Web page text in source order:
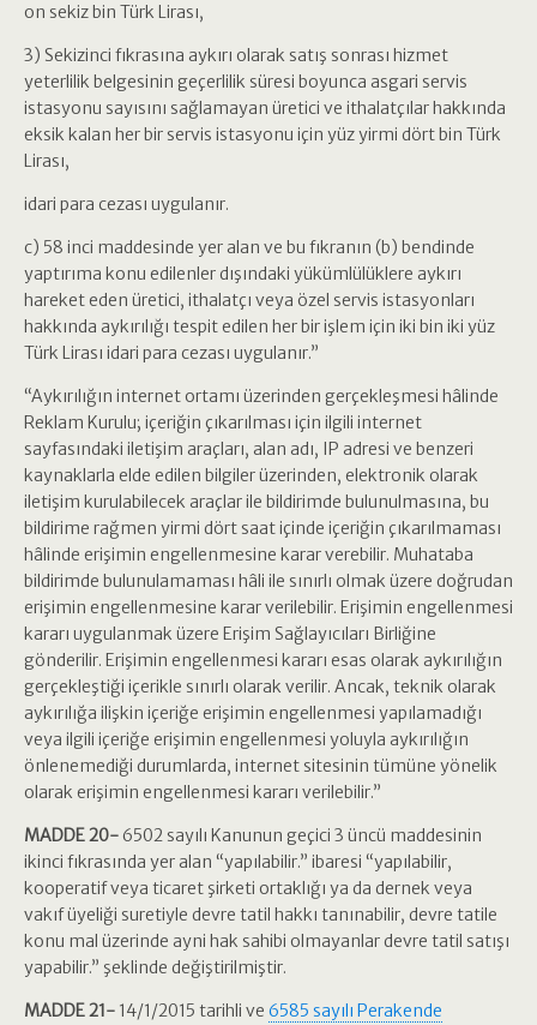
on sekiz bin Türk Lirası,
3) Sekizinci fıkrasına aykırı olarak satış sonrası hizmet
yeterlilik belgesinin geçerlilik süresi boyunca asgari servis
istasyonu sayısını sağlamayan üretici ve ithalatçılar hakkında
eksik kalan her bir servis istasyonu için yüz yirmi dört bin Türk
Lirası,
idari para cezası uygulanır.
c) 58 inci maddesinde yer alan ve bu fıkranın (b) bendinde
yaptırıma konu edilenler dışındaki yükümlülüklere aykırı
hareket eden üretici, ithalatçı veya özel servis istasyonları
hakkında aykırılığı tespit edilen her bir işlem için iki bin iki yüz
Türk Lirası idari para cezası uygulanır.”
“Aykırılığın internet ortamı üzerinden gerçekleşmesi hâlinde
Reklam Kurulu; içeriğin çıkarılması için ilgili internet
sayfasındaki iletişim araçları, alan adı, IP adresi ve benzeri
kaynaklarla elde edilen bilgiler üzerinden, elektronik olarak
iletişim kurulabilecek araçlar ile bildirimde bulunulmasına, bu
bildirime rağmen yirmi dört saat içinde içeriğin çıkarılmaması
hâlinde erişimin engellenmesine karar verebilir. Muhataba
bildirimde bulunulamaması hâli ile sınırlı olmak üzere doğrudan
erişimin engellenmesine karar verilebilir. Erişimin engellenmesi
kararı uygulanmak üzere Erişim Sağlayıcıları Birliğine
gönderilir. Erişimin engellenmesi kararı esas olarak aykırılığın
gerçekleştiği içerikle sınırlı olarak verilir. Ancak, teknik olarak
aykırılığa ilişkin içeriğe erişimin engellenmesi yapılamadığı
veya ilgili içeriğe erişimin engellenmesi yoluyla aykırılığın
önlenemediği durumlarda, internet sitesinin tümüne yönelik
olarak erişimin engellenmesi kararı verilebilir.”
MADDE 20-6502 sayılı Kanunun geçici 3 üncü maddesinin
ikinci fıkrasında yer alan “yapılabilir.” ibaresi “yapılabilir,
kooperatif veya ticaret şirketi ortaklığı ya da dernek veya
vakıf üyeliği suretiyle devre tatil hakkı tanınabilir, devre tatile
konu mal üzerinde ayni hak sahibi olmayanlar devre tatil satışı
yapabilir.” şeklinde değiştirilmiştir.
MADDE 21- 14/1/2015 tarihli ve 6585 sayılı Perakende